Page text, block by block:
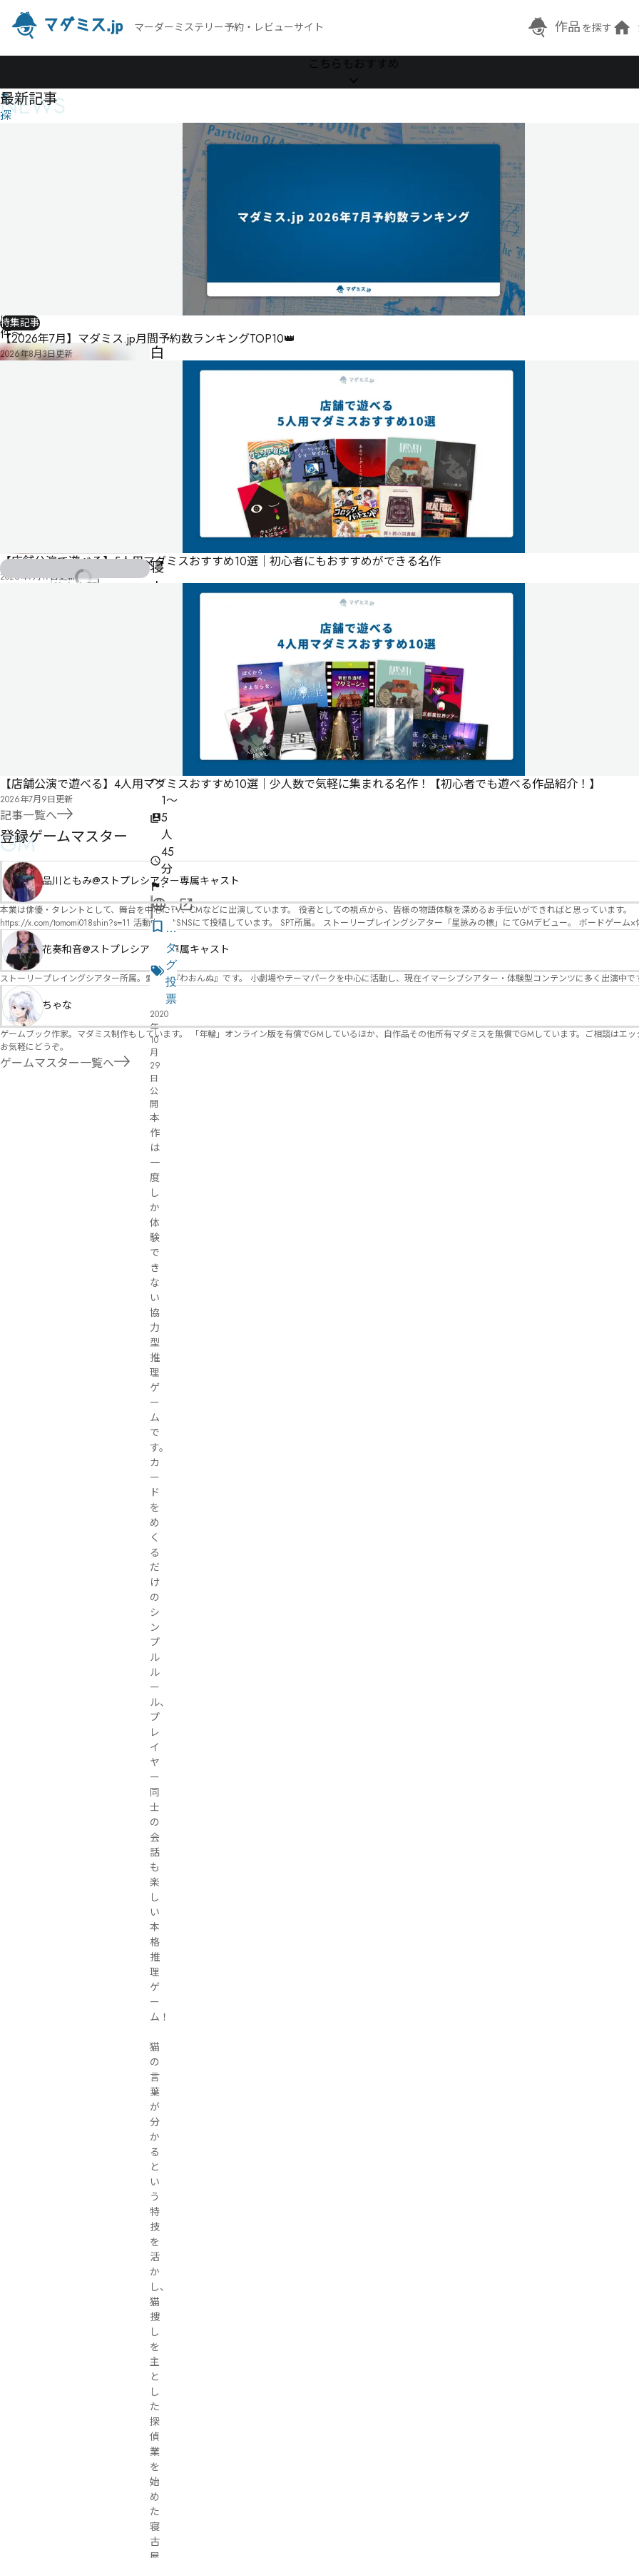
マーダーミステリー予約・レビューサイト 作品 を探す
を
探
の事
件～
白
寝
古
～
1〜
5
人
45
分
-
公
式
ペ
ー
ジ
気
に
な
る
リ
ス
ト
タ
グ
投
票
2020
年
10
月
29
日
公
開
本
作
は
一
度
し
か
体
験
で
き
な
い
協
力
型
推
理
ゲ
ー
ム
で
す。
カ
ー
ド
を
め
く
る
だ
け
の
シ
ン
プ
ル
ル
ー
ル、
プ
レ
イ
ヤ
ー
同
士
の
会
話
も
楽
し
い
本
格
推
理
ゲ
ー
ム！
猫
の
言
葉
が
分
か
る
と
い
う
特
技
を
活
か
し、
猫
捜
し
を
主
と
し
た
探
偵
業
を
始
め
た
寝
古
こちらもおすすめ
NEWS
最新記事
特集記事
【2026年7月】マダミス.jp月間予約数ランキングTOP10👑
2026年8月3日更新
【店舗公演で遊べる】5人用マダミスおすすめ10選｜初心者にもおすすめができる名作
2026年7月17日 更新
【店舗公演で遊べる】4人用マダミスおすすめ10選｜少人数で気軽に集まれる名作！【初心者でも遊べる作品紹介！】
2026年7月9日更新
記事一覧へ
GM
登録ゲームマスター
品川ともみ@ストプレシアター専属キャスト
本業は俳優・タレントとして、舞台を中心にTV、CMなどに出演しています。 役者としての視点から、皆様の物語体験を深めるお手伝いができればと思っています。
https://x.com/tomomi018shin?s=11 活動内容はSNSにて投稿しています。 SPT所属。 ストーリープレイングシアター「星詠みの標」にてGMデビュー。 ボードゲーム×体感型演劇 イマ
ーシブカフェ「コアクト」(不定期開催)出演中。
花奏和音@ストプレシアター専属キャスト
ストーリープレイングシアター所属。愛称は『わおんぬ』です。 小劇場やテーマパークを中心に活動し、現在イマーシブシアター・体験型コンテンツに多く出演中で
ちゃな
ゲームブック作家。マダミス制作もしています。 「年輪」オンライン版を有償でGMしているほか、自作品その他所有マダミスを無償でGMしています。ご相談はエッ
お気軽にどうぞ。
ゲームマスター一覧へ